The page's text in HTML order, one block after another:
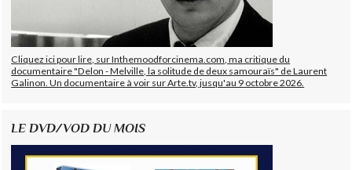
Cliquez ici pour lire, sur Inthemoodforcinema.com, ma critique du
documentaire "Delon - Melville, la solitude de deux samouraïs" de Laurent
Galinon. Un documentaire à voir sur Arte.tv, jusqu'au 9 octobre 2026.
LE DVD/VOD DU MOIS